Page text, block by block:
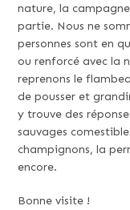
nature, la
partie. Nous ne
personnes sont en
ou renforcé avec la
reprenons le
de pousser et
y trouve des
sauvages
champignons, la
encore.
Bonne visite !